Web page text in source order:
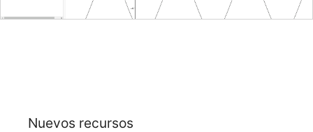
Nuevos recursos